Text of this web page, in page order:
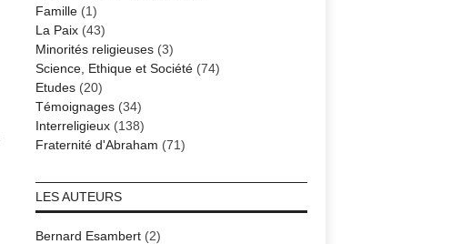
Famille(1)
La Paix(43)
Minorités religieuses(3)
Science, Ethique et Société(74)
Etudes(20)
Témoignages(34)
Interreligieux(138)
Fraternité d'Abraham (71)
LES AUTEURS
Bernard Esambert(2)